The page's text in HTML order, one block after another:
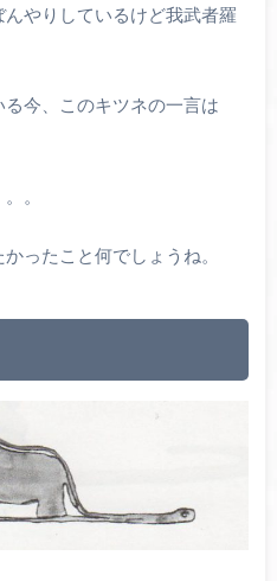
やりしているけど我武者羅
今、このキツネの一言は
。
ったこと何でしょうね。